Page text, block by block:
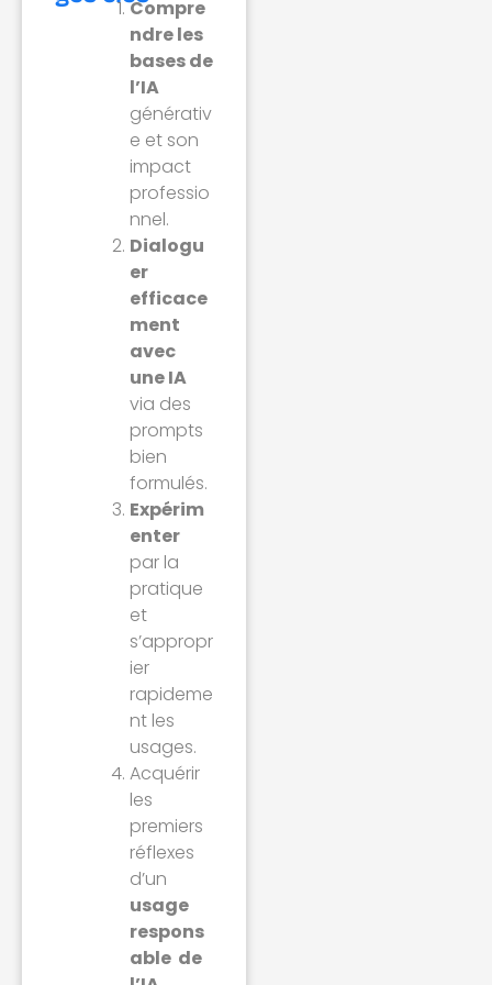
Compre
ndre les
bases de
l’IA
générativ
e et son
impact
professio
nnel.
Dialogu
er
efficace
ment
avec
une IA
via des
prompts
bien
formulés.
Expérim
enter
par la
pratique
et
s’appropr
ier
rapideme
nt les
usages.
Acquérir
les
premiers
réflexes
d’un
usage
respons
able de